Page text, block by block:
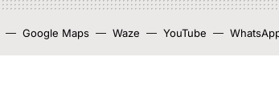
Google Maps Waze YouTube